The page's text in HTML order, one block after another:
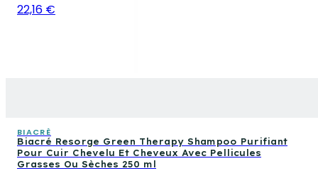
22,16 €
BIACRÈ
Biacré Resorge Green Therapy Shampoo Purifiant
Pour Cuir Chevelu Et Cheveux Avec Pellicules
Grasses Ou Sèches 250 ml